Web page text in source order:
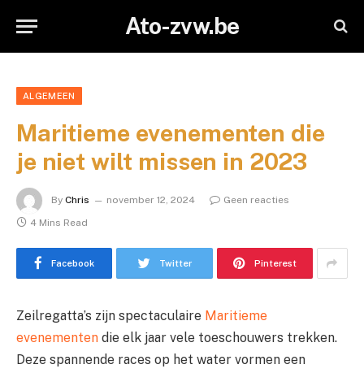
Ato-zvw.be
ALGEMEEN
Maritieme evenementen die
je niet wilt missen in 2023
By Chris november 12, 2024
Geen reacties
4 Mins Read
Facebook Twitter Pinterest
Zeilregatta’s zijn spectaculaire Maritieme
evenementen die elk jaar vele toeschouwers trekken.
Deze spannende races op het water vormen een